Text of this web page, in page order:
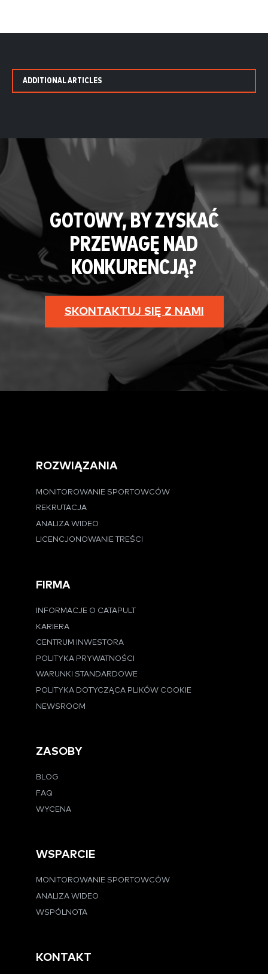
ADDITIONAL ARTICLES
GOTOWY, BY ZYSKAĆ
PRZEWAGĘ NAD
KONKURENCJĄ?
SKONTAKTUJ SIĘ Z NAMI
ROZWIĄZANIA
MONITOROWANIE SPORTOWCÓW
REKRUTACJA
ANALIZA WIDEO
LICENCJONOWANIE TREŚCI
FIRMA
INFORMACJE O CATAPULT
KARIERA
CENTRUM INWESTORA
POLITYKA PRYWATNOŚCI
WARUNKI STANDARDOWE
POLITYKA DOTYCZĄCA PLIKÓW COOKIE
NEWSROOM
ZASOBY
BLOG
FAQ
WYCENA
WSPARCIE
MONITOROWANIE SPORTOWCÓW
ANALIZA WIDEO
WSPÓLNOTA
KONTAKT